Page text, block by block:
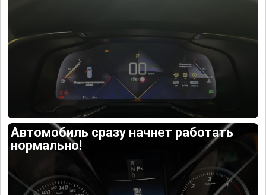
Автомобиль сразу начнет работать
нормально!